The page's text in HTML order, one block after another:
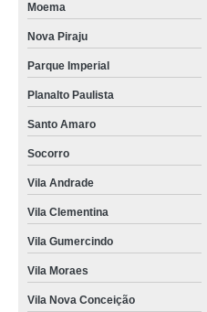
Moema
Nova Piraju
Parque Imperial
Planalto Paulista
Santo Amaro
Socorro
Vila Andrade
Vila Clementina
Vila Gumercindo
Vila Moraes
Vila Nova Conceição